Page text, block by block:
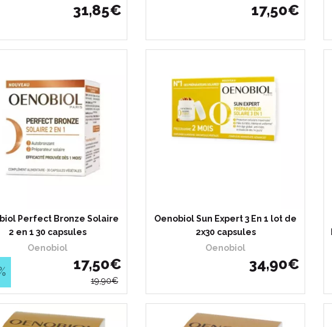
31,85€ 17,50€
Perfect Bronze Solaire
2 en 1 30 capsules
Oenobiol
17,50€
19,90€
Oenobiol Sun Expert 3 En 1 lot de
2x30 capsules
Oenobiol
34,90€